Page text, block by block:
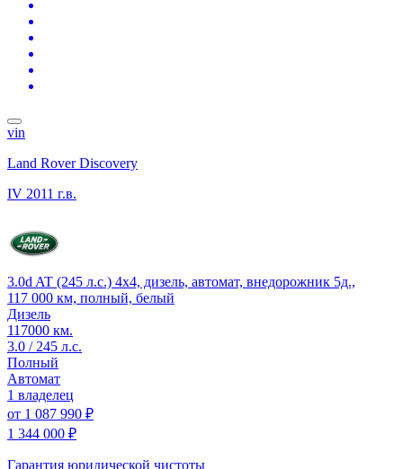
vin
Land Rover Discovery
IV 2011 г.в.
3.0d AT (245 л.с.) 4x4, дизель, автомат, внедорожник 5д.,
117 000 км, полный, белый
Дизель
117000 км.
3.0 / 245 л.с.
Полный
Автомат
1 владелец
от 1 087 990 ₽
1 344 000 ₽
Гарантия юридической чистоты